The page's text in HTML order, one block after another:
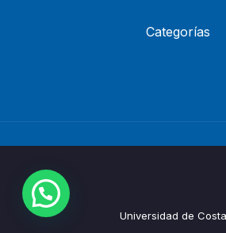
Categorías
Universidad de